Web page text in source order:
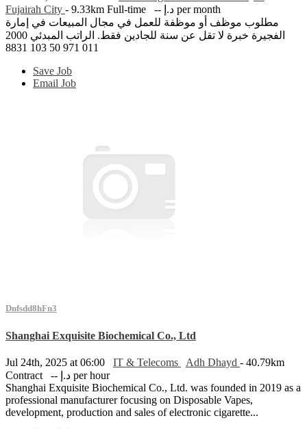
Fujairah City - 9.33km Full-time
-- د.إ per month
مطلوب موظف أو موظفة للعمل في مجال المبيعات في إمارة
الفجيرة خبرة لا تقل عن سنة للجادين فقط. الراتب المبدئي 2000
011 971 50 103 8831
Save Job
Email Job
Dnfsdd8hFn3
Shanghai Exquisite Biochemical Co., Ltd
Jul 24th, 2025 at 06:00 IT & Telecoms Adh Dhayd - 40.79km
Contract
-- د.إ per hour
Shanghai Exquisite Biochemical Co., Ltd. was founded in 2019 as a
professional manufacturer focusing on Disposable Vapes,
development, production and sales of electronic cigarette...